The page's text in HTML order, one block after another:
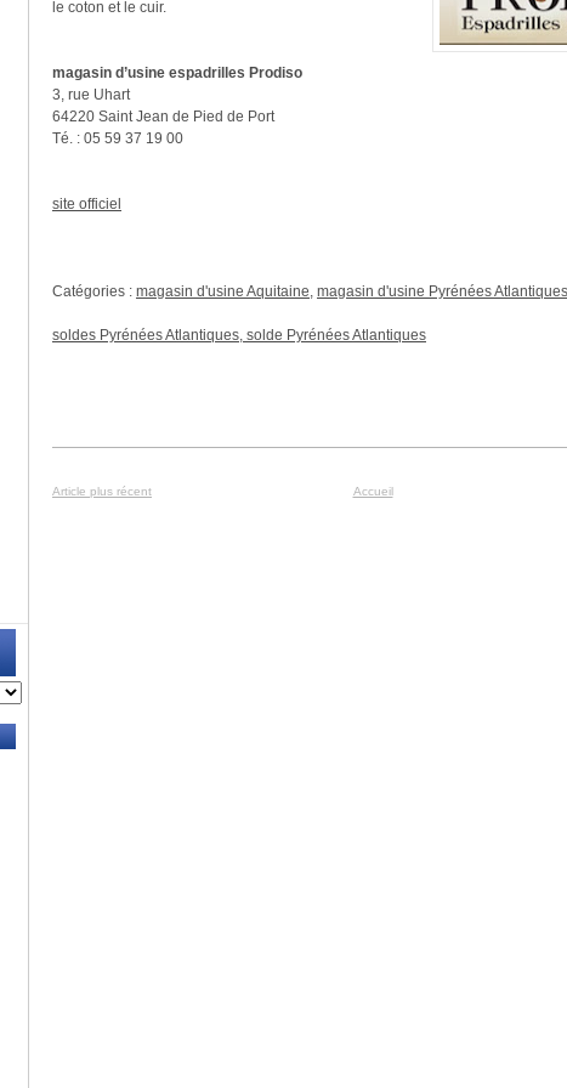
le coton et le cuir.
magasin d’usine espadrilles Prodiso
3, rue Uhart
64220 Saint Jean de Pied de Port
Té. : 05 59 37 19 00
site officiel
Catégories : magasin d'usine Aquitaine magasin d'usine Pyrénées Atlantiques
soldes Pyrénées Atlantiques, solde Pyrénées Atlantiques
Article plus récent Accueil